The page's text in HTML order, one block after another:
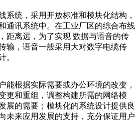
系统，采用开放标准和模块化结构，
通讯系统中。在工业厂区的综合布线
距离远，为了实现 数据与语音的传
输，语音一般采用大对数字电缆传
。
能根据实际需要或办公环境的改变，
更和重组，调整构建所需的网络模
展的需要；模块化的系统设计提供良
未来应用发展的支持，充分保证用户